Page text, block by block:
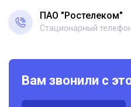
ПАО "Ростелеком"
Стационарный
Вам звонили с